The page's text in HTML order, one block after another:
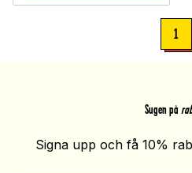
1
Sugen på
Signa upp och få 10%